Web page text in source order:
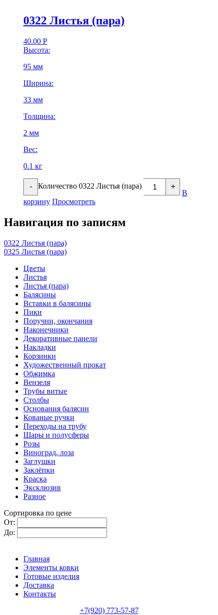
0322 Листья (пара)
40.00 Р
Высота:
95 мм
Ширина:
33 мм
Толщина:
2 мм
Вес:
0.1 кг
- Количество 0322 Листья (пара) +
В
корзину Просмотреть
Навигация по записям
0322 Листья (пара)
0325 Листья (пара)
Цветы
Листья
Листья (пара)
Балясины
Вставки в балясины
Пики
Поручни, окончания
Наконечники
Декоративные панели
Накладки
Корзинки
Художественный прокат
Обжимка
Вензеля
Трубы витые
Столбы
Основания балясин
Кованые ручки
Переходы на трубу
Шары и полусферы
Розы
Виноград, лоза
Заглушки
Заклёпки
Краска
Эксклюзив
Разное
Сортировка по цене
От:
До:
Главная
Элементы ковки
Готовые изделия
Доставка
Контакты
+7(920) 773-57-87